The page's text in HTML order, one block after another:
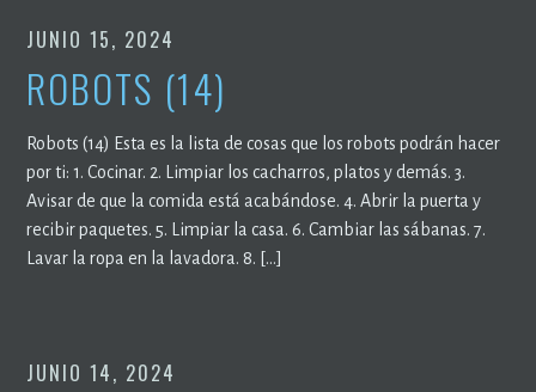
JUNIO 15, 2024
ROBOTS (14)
Robots (14) Esta es la lista de cosas que los robots podrán hacer
por ti: 1. Cocinar. 2. Limpiar los cacharros, platos y demás. 3.
Avisar de que la comida está acabándose. 4. Abrir la puerta y
recibir paquetes. 5. Limpiar la casa. 6. Cambiar las sábanas. 7.
Lavar la ropa en la lavadora. 8. […]
JUNIO 14, 2024